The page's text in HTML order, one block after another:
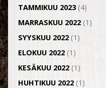
TAMMIKUU 2023(4)
MARRASKUU 2022(1)
SYYSKUU 2022(1)
ELOKUU 2022(1)
KESÄKUU 2022(1)
HUHTIKUU 2022(1)